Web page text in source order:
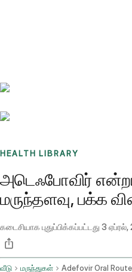
HEALTH LIBRARY
அடெஃபோவிர்
மருந்தளவு, பக்க
கடைசியாக புதுப்பிக்கப்பட்டது 3 ஏப்ரல்,
வீடு மருந்துகள் Adefovir Oral Route